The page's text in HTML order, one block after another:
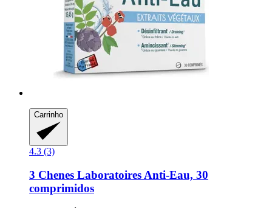
Carrinho
4.3 (3)
3 Chenes Laboratoires Anti-​Eau, 30
comprimidos